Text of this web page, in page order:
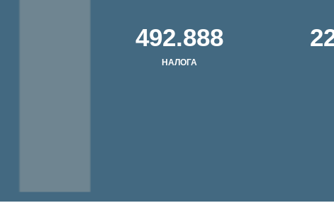
508.791
НАЛОГА